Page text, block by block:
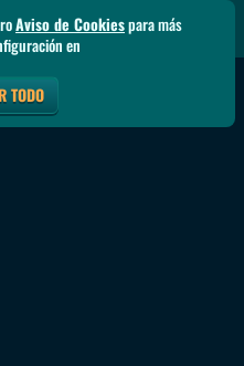
Aviso de Cookiespara más
en
TODO